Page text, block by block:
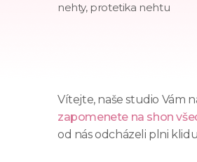
nehty, protetika nehtu
Vítejte, naše studio Vám
zapomenete na shon
od nás odcházeli plni